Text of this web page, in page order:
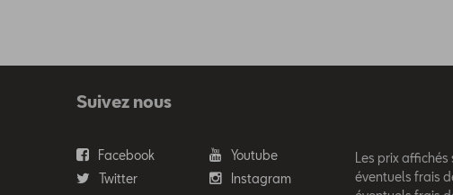
Suivez nous
Facebook
Youtube
Twitter
Instagram
Les prix
éventuels frais